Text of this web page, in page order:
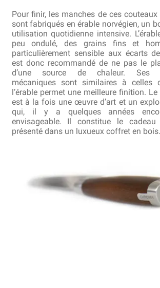
Pour finir, les manches de ces
sont fabriqués en érable norvégien, un
utilisation quotidienne intensive.
peu ondulé, des grains fins et
particulièrement sensible aux écarts
est donc recommandé de ne pas le
d’une source de chaleur. Ses
mécaniques sont similaires à celles
l’érable permet une meilleure finition.
est à la fois une œuvre d’art et un
qui, il y a quelques années
envisageable. Il constitue le
présenté dans un luxueux coffret en bois.